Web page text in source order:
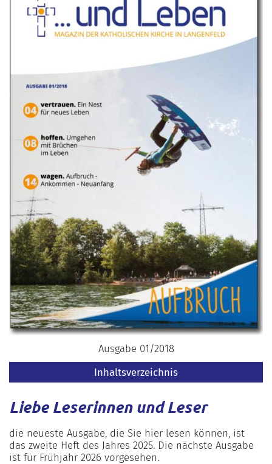
Ausgabe 01/2018
Inhaltsverzeichnis
Liebe Leserinnen und Leser
die neueste Ausgabe, die Sie hier lesen können, ist
das zweite Heft des Jahres 2025. Die nächste Ausgabe
ist für Frühjahr 2026 vorgesehen.